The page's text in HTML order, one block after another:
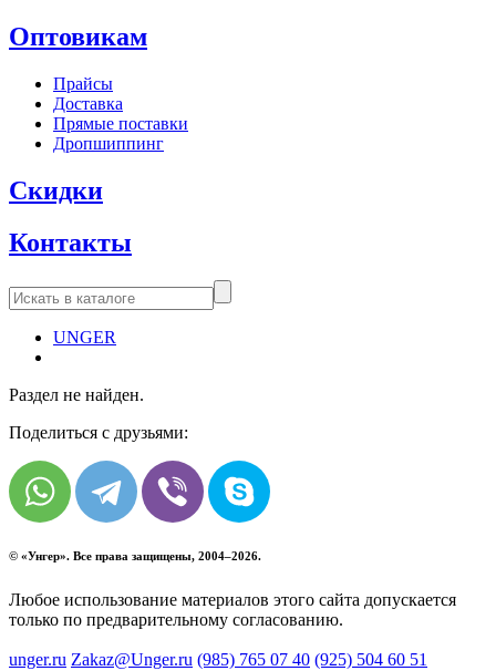
Оптовикам
Прайсы
Доставка
Прямые поставки
Дропшиппинг
Скидки
Контакты
UNGER
Раздел не найден.
Поделиться с друзьями:
© «Унгер». Все права защищены, 2004–2026.
Любое использование материалов этого сайта допускается
только по предварительному согласованию.
unger.ru Zakaz@Unger.ru (985) 765 07 40 (925) 504 60 51